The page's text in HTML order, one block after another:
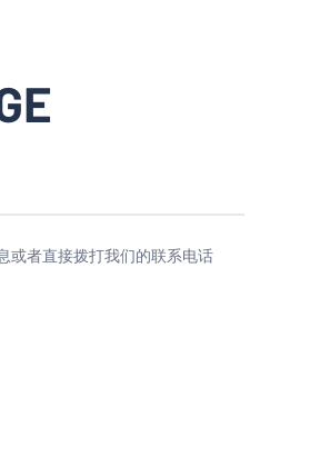
或者直接拨打我们的联系电话